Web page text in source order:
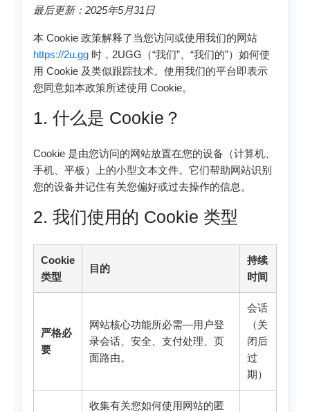
最后更新：2025年5月31日
本 Cookie 政策解释了当您访问或使用我们的网站
https://2u.gg 时，2UGG（“我们”、“我们的”）如何使
用 Cookie 及类似跟踪技术。使用我们的平台即表示
您同意如本政策所述使用 Cookie。
1. 什么是 Cookie？
Cookie 是由您访问的网站放置在您的设备（计算机、
手机、平板）上的小型文本文件。它们帮助网站识别
您的设备并记住有关您偏好或过去操作的信息。
2. 我们使用的 Cookie 类型
Cookie
类型
目的
持续
时间
严格必
要
网站核心功能所必需—用户登
录会话、安全、支付处理、页
面路由。
会话
（关
闭后
过
期）
收集有关您如何使用网站的匿